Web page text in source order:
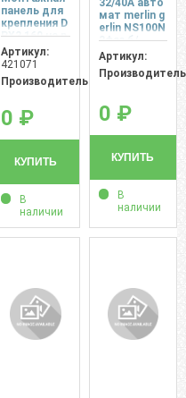
панель для
крепления D
PX3 160 на р
ейку
Артикул:
421071
Производитель:
0 ₽
КУПИТЬ
В
наличии
мат merlin g
erlin NS100N
3фаз б/
Артикул:
0 ₽
КУПИТЬ
В
наличии